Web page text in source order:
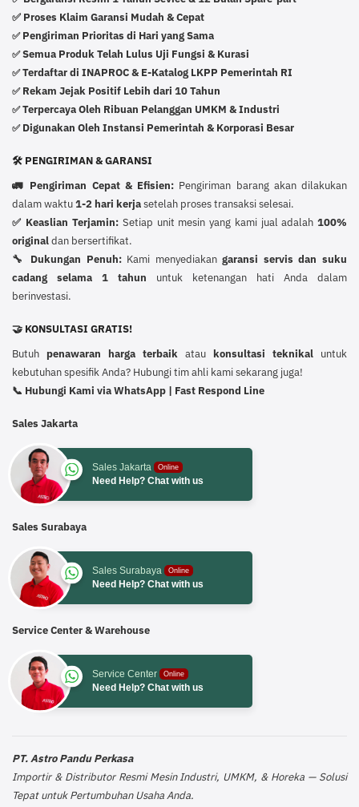
✅ Proses Klaim Garansi Mudah & Cepat
✅ Pengiriman Prioritas di Hari yang Sama
✅Semua Produk Telah Lulus Uji Fungsi & Kurasi
✅Terdaftar di INAPROC & E-Katalog LKPP Pemerintah RI
✅ Rekam Jejak Positif Lebih dari 10 Tahun
✅Terpercaya Oleh Ribuan Pelanggan UMKM & Industri
✅ Digunakan Oleh Instansi Pemerintah & Korporasi Besar
🛠️ PENGIRIMAN & GARANSI
🚛 Pengiriman Cepat & Efisien: Pengiriman barang akan dilakukan
dalam waktu1-2 hari kerjasetelah proses transaksi selesai.
✅ Keaslian Terjamin: Setiap unit mesin yang kami jual adalah100%
originaldan bersertifikat.
🔧 Dukungan Penuh:Kami menyediakangaransi servis dan suku
cadang selama 1 tahun untuk ketenangan hati Anda dalam
berinvestasi.
🤝 KONSULTASI GRATIS!
Butuh penawaran harga terbaik atau konsultasi teknikal untuk
kebutuhan spesifik Anda? Hubungi tim ahli kami sekarang juga!
📞 Hubungi Kami via WhatsApp | Fast Respond Line
Sales Jakarta
Sales Jakarta Online
Need Help? Chat with us
Sales Surabaya
Sales Surabaya Online
Need Help? Chat with us
Service Center & Warehouse
Service Center Online
Need Help? Chat with us
PT. Astro Pandu Perkasa
Importir & Distributor Resmi Mesin Industri, UMKM, & Horeka — Solusi
Tepat untuk Pertumbuhan Usaha Anda.